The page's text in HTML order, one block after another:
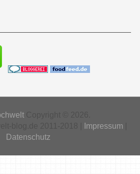
Copyright © 2026.
Impressum
Datenschutz